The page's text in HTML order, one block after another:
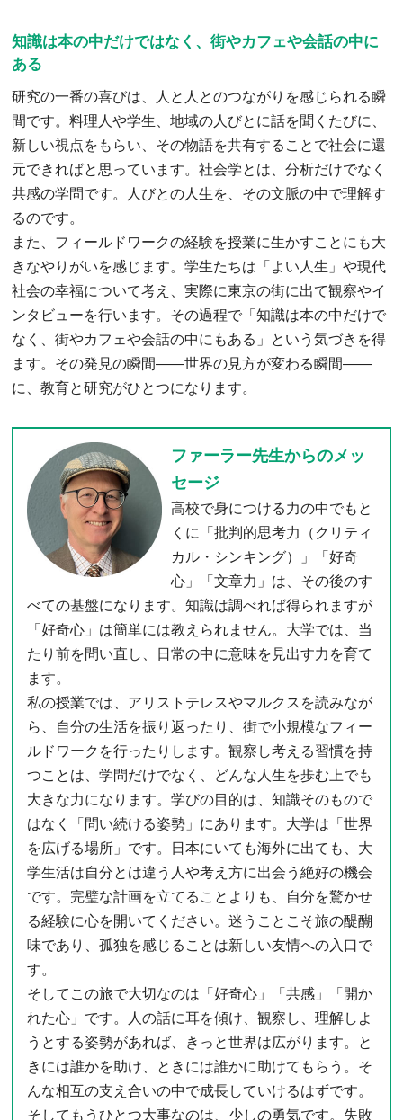
知識は本の中だけではなく、街やカフェや会話の中に
ある
研究の一番の喜びは、人と人とのつながりを感じられる瞬
間です。料理人や学生、地域の人びとに話を聞くたびに、
新しい視点をもらい、その物語を共有することで社会に還
元できればと思っています。社会学とは、分析だけでなく
共感の学問です。人びとの人生を、その文脈の中で理解す
るのです。
また、フィールドワークの経験を授業に生かすことにも大
きなやりがいを感じます。学生たちは「よい人生」や現代
社会の幸福について考え、実際に東京の街に出て観察やイ
ンタビューを行います。その過程で「知識は本の中だけで
なく、街やカフェや会話の中にもある」という気づきを得
ます。その発見の瞬間――世界の見方が変わる瞬間――
に、教育と研究がひとつになります。
ファーラー先生からのメッ
セージ
高校で身につける力の中でもと
くに「批判的思考力（クリティ
カル・シンキング）」「好奇
心」「文章力」は、その後のす
べての基盤になります。知識は調べれば得られますが
「好奇心」は簡単には教えられません。大学では、当
たり前を問い直し、日常の中に意味を見出す力を育て
ます。
私の授業では、アリストテレスやマルクスを読みなが
ら、自分の生活を振り返ったり、街で小規模なフィー
ルドワークを行ったりします。観察し考える習慣を持
つことは、学問だけでなく、どんな人生を歩む上でも
大きな力になります。学びの目的は、知識そのもので
はなく「問い続ける姿勢」にあります。大学は「世界
を広げる場所」です。日本にいても海外に出ても、大
学生活は自分とは違う人や考え方に出会う絶好の機会
です。完璧な計画を立てることよりも、自分を驚かせ
る経験に心を開いてください。迷うことこそ旅の醍醐
味であり、孤独を感じることは新しい友情への入口で
す。
そしてこの旅で大切なのは「好奇心」「共感」「開か
れた心」です。人の話に耳を傾け、観察し、理解しよ
うとする姿勢があれば、きっと世界は広がります。と
きには誰かを助け、ときには誰かに助けてもらう。そ
んな相互の支え合いの中で成長していけるはずです。
そしてもうひとつ大事なのは、少しの勇気です。失敗